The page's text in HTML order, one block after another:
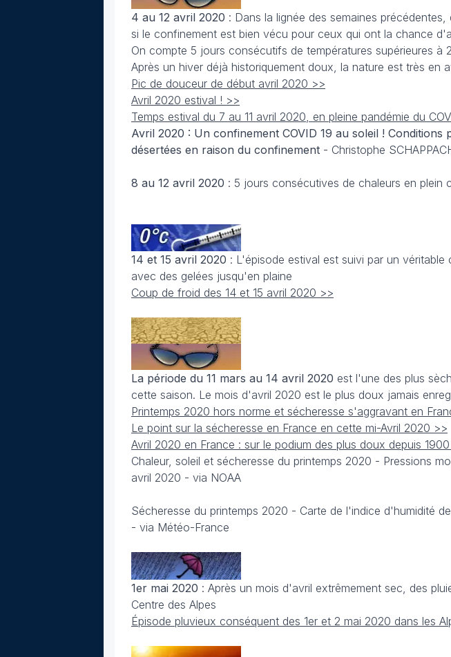
4 au 12 avril 2020 : Dans la lignée des semaines
si le confinement est bien vécu pour ceux qui ont la chance
On compte 5 jours consécutifs de températures supérieures à
Après un hiver déjà historiquement doux, la nature est très en
Pic de douceur de début avril 2020 >>
Avril 2020 estival ! >>
Temps estival du 7 au 11 avril 2020, en pleine pandémie du
Avril 2020 : Un confinement COVID 19 au soleil !
désertées en raison du confinement - Christophe
8 au 12 avril 2020 : 5 jours consécutives de chaleurs en plein
14 et 15 avril 2020 : L'épisode estival est suivi par un
avec des gelées jusqu'en plaine
Coup de froid des 14 et 15 avril 2020 >>
La période du 11 mars au 14 avril 2020 est l'une des plus
cette saison. Le mois d'avril 2020 est le plus doux jamais
Printemps 2020 hors norme et sécheresse s'aggravant en
Le point sur la sécheresse en France en cette mi-Avril 2020 >>
Avril 2020 en France : sur le podium des plus doux depuis
Chaleur, soleil et sécheresse du printemps 2020 - Pressions
avril 2020 - via NOAA
Sécheresse du printemps 2020 - Carte de l'indice d'humidité
- via Météo-France
1er mai 2020 : Après un mois d'avril extrêmement sec, des
Centre des Alpes
Épisode pluvieux conséquent des 1er et 2 mai 2020 dans les